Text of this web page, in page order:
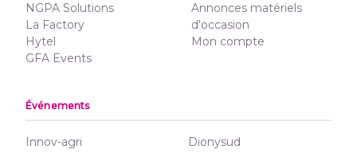
NGPA Solutions
La Factory
Hytel
GFA Events
Annonces matériels
d'occasion
Mon compte
Événements
Innov-agri Dionysud